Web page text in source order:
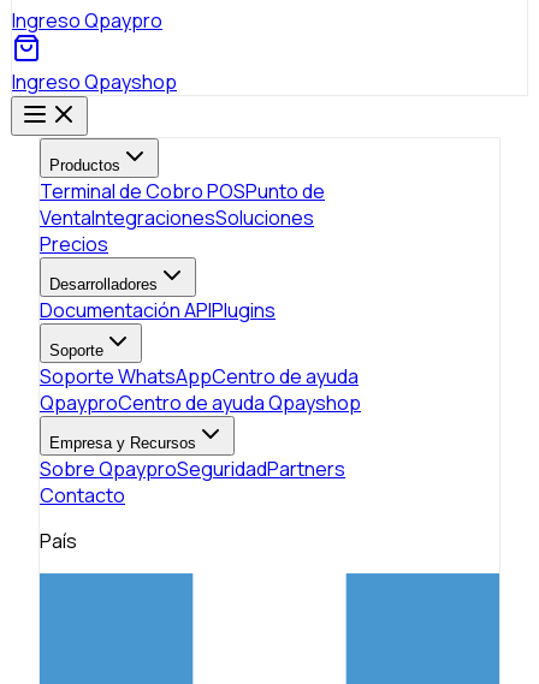
Ingreso Qpaypro
Ingreso Qpayshop
Productos
Terminal de Cobro POSPunto de
VentaIntegracionesSoluciones
Precios
Desarrolladores
Documentación APIPlugins
Soporte
Soporte WhatsAppCentro de ayuda
QpayproCentro de ayuda Qpayshop
Empresa y Recursos
Sobre QpayproSeguridadPartners
Contacto
País